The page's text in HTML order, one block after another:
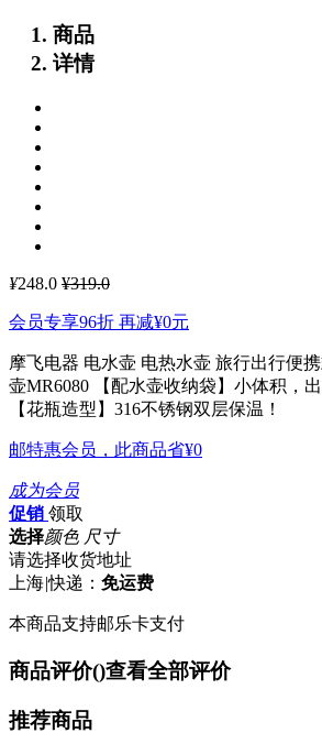
商品
详情
¥248.0 ¥319.0
会员专享96折 再减¥0元
摩飞电器 电水壶 电热水壶 旅行出行便
壶MR6080
【配水壶收纳袋】小体积，
【花瓶造型】316不锈钢双层保温！
邮特惠会员，此商品省¥0
成为会员
促销 领取
选择颜色 尺寸
请选择收货地址
上海|快递： 免运费
本商品支持邮乐卡支付
商品评价()查看全部评价
推荐商品